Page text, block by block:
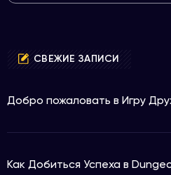
СВЕЖИЕ ЗАПИСИ
Добро пожаловать в Игру
Как Добиться Успеха в